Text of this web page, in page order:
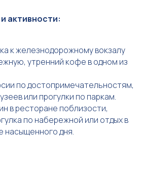
активности:
к железнодорожному вокзалу
утренний кофе в одном из
по достопримечательностям,
или прогулки по паркам.
в ресторане поблизости,
по набережной или отдых в
насыщенного дня.